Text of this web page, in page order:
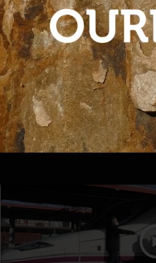
Adjudican 112 millones
exterior del AVE
09-12-2021